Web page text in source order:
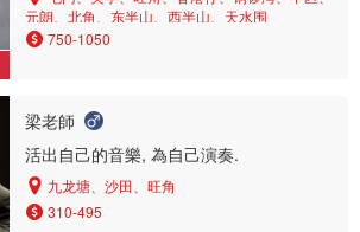
famous Clarinetist Martin Choy during his
high school period.
元朗、北角、东半山、西半山、天水围
750-1050
梁老師
活出自己的音樂, 為自己演奏.
九龙塘、沙田、旺角
310-495